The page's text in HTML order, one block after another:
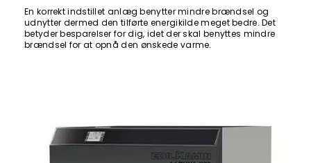
En korrekt indstillet anlæg benytter mindre brændsel og
udnytter dermed den tilførte energikilde meget bedre. Det
betyder besparelser for dig, idet der skal benyttes mindre
brændsel for at opnå den ønskede varme.